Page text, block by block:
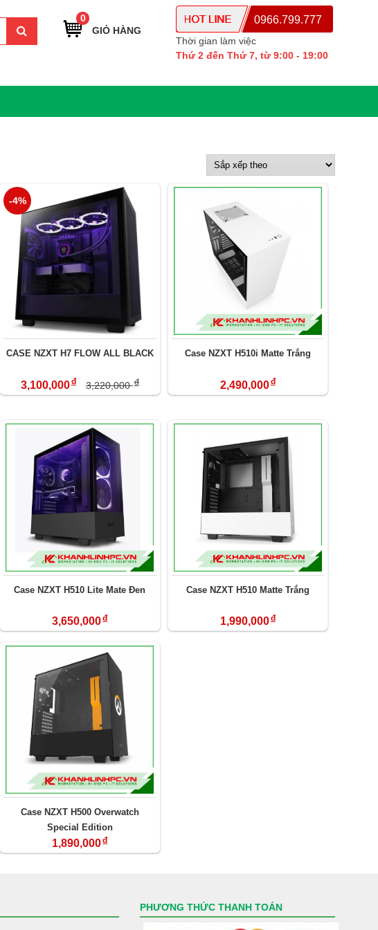
0966.799.777
Thời gian làm việc
Thứ 2 đến Thứ 7, từ 9:00 - 19:00
0
GIỎ HÀNG
-4%
CASE NZXT H7 FLOW ALL BLACK
3,100,000đ 3,220,000đ
Case NZXT H510i Matte Trắng
2,490,000đ
Case NZXT H510 Lite Mate Đen
3,650,000đ
Case NZXT H510 Matte Trắng
1,990,000đ
Case NZXT H500 Overwatch
Special Edition
1,890,000đ
PHƯƠNG THỨC THANH TOÁN